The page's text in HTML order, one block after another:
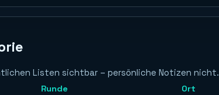
Listen sichtbar – persönliche Notizen nicht.
Runde Ort